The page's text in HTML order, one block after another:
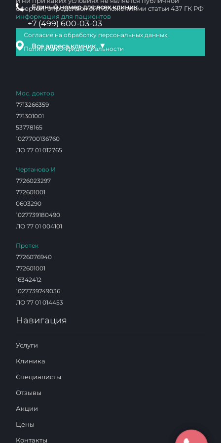
Единый номер для всех клиник
+7 (499) 600-03-03
Все адреса клиник ▼
офертой, определяемой положениями статьи 437 ГК РФ
информация для пациентов
Согласие на обработку персональных данных
Политика конфиденциальности
Мос. доктор
7713266359
771301001
53778165
1027700136760
ЛО 77 01 012765
Чертаново И
7726023297
772601001
0603290
1027739180490
ЛО 77 01 004101
Протек
7726076940
772601001
16342412
1027739749036
ЛО 77 01 014453
Навигация
Услуги
Клиника
Специалисты
Отзывы
Акции
Цены
Контакты